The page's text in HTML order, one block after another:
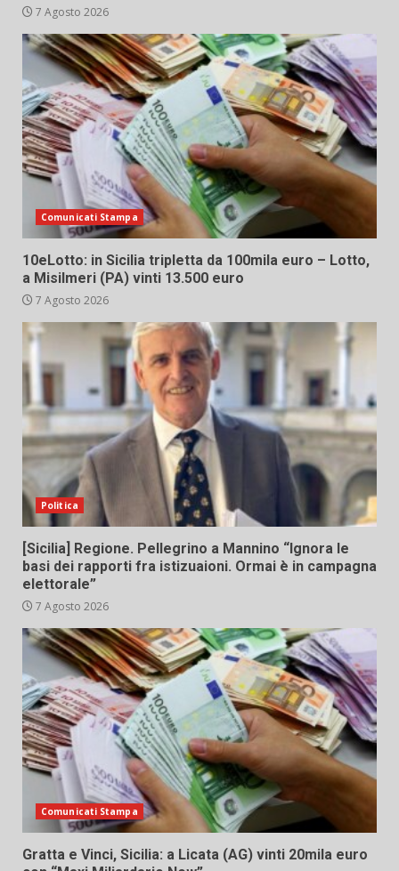
7 Agosto 2026
Comunicati Stampa
10eLotto: in Sicilia tripletta da 100mila euro – Lotto,
a Misilmeri (PA) vinti 13.500 euro
7 Agosto 2026
Politica
[Sicilia] Regione. Pellegrino a Mannino “Ignora le
basi dei rapporti fra istizuaioni. Ormai è in campagna
elettorale”
7 Agosto 2026
Comunicati Stampa
Gratta e Vinci, Sicilia: a Licata (AG) vinti 20mila euro